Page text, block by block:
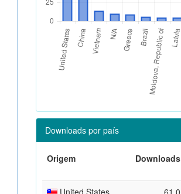
Downloads por país
Origem Downloads
United States
61,0